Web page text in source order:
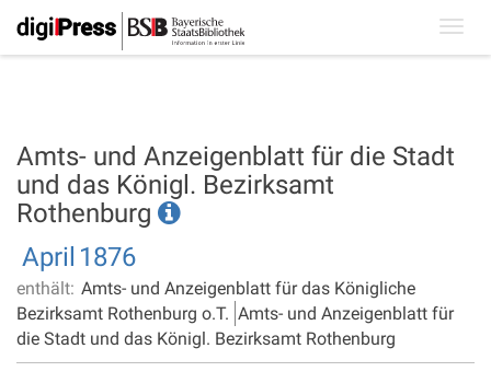
Amts- und Anzeigenblatt für die Stadt
und das Königl. Bezirksamt
Rothenburg
April 1876
enthält: Amts- und Anzeigenblatt für das Königliche
Bezirksamt Rothenburg o.T. Amts- und Anzeigenblatt für
die Stadt und das Königl. Bezirksamt Rothenburg